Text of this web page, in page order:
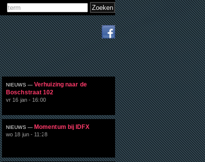
Zoekveld
Zoeken
NIEUWS — Verhuizing naar de
Boschstraat 102
vr 16 jan - 16:00
NIEUWS — Momentum bij IDFX
wo 18 jun - 11:28